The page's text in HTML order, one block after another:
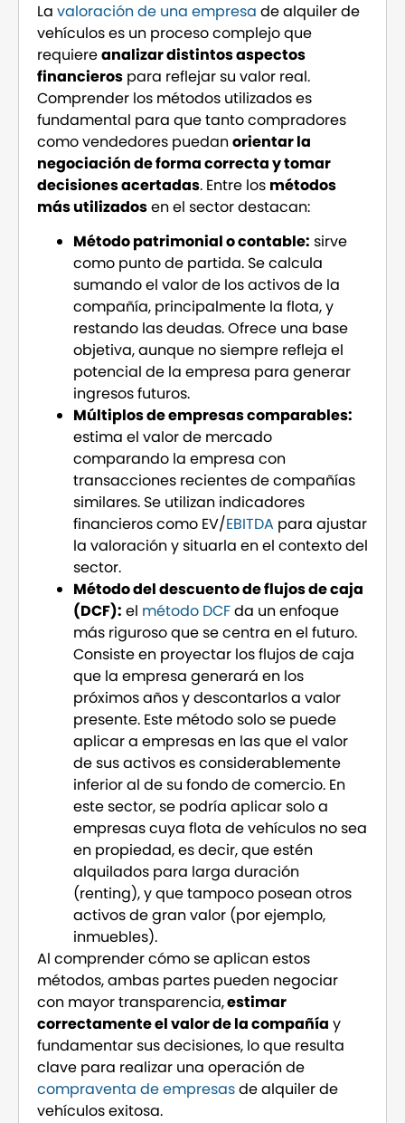
La valoración de una empresa de alquiler de
vehículos es un proceso complejo que
requiereanalizar distintos aspectos
financieros para reflejar su valor real.
Comprender los métodos utilizados es
fundamental para que tanto compradores
como vendedores puedanorientar la
negociación de forma correcta y tomar
decisiones acertadas. Entre los métodos
más utilizadosen el sector destacan:
Método patrimonial o contable: sirve
como punto de partida. Se calcula
sumando el valor de los activos de la
compañía, principalmente la flota, y
restando las deudas. Ofrece una base
objetiva, aunque no siempre refleja el
potencial de la empresa para generar
ingresos futuros.
Múltiplos de empresas comparables:
estima el valor de mercado
comparando la empresa con
transacciones recientes de compañías
similares. Se utilizan indicadores
financieros como EV/EBITDA para ajustar
la valoración y situarla en el contexto del
sector.
Método del descuento de flujos de caja
(DCF): el método DCFda un enfoque
más riguroso que se centra en el futuro.
Consiste en proyectar los flujos de caja
que la empresa generará en los
próximos años y descontarlos a valor
presente. Este método solo se puede
aplicar a empresas en las que el valor
de sus activos es considerablemente
inferior al de su fondo de comercio. En
este sector, se podría aplicar solo a
empresas cuya flota de vehículos no sea
en propiedad, es decir, que estén
alquilados para larga duración
(renting), y que tampoco posean otros
activos de gran valor (por ejemplo,
inmuebles).
Al comprender cómo se aplican estos
métodos, ambas partes pueden negociar
con mayor transparencia,estimar
correctamente el valor de la compañía y
fundamentar sus decisiones, lo que resulta
clave para realizar una operación de
compraventa de empresasde alquiler de
vehículos exitosa.